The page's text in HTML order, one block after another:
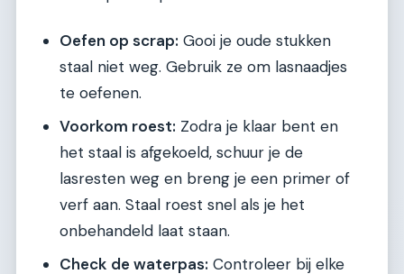
Oefen op scrap: Gooi je oude stukken
staal niet weg. Gebruik ze om lasnaadjes
te oefenen.
Voorkom roest: Zodra je klaar bent en
het staal is afgekoeld, schuur je de
lasresten weg en breng je een primer of
verf aan. Staal roest snel als je het
onbehandeld laat staan.
Check de waterpas: Controleer bij elke